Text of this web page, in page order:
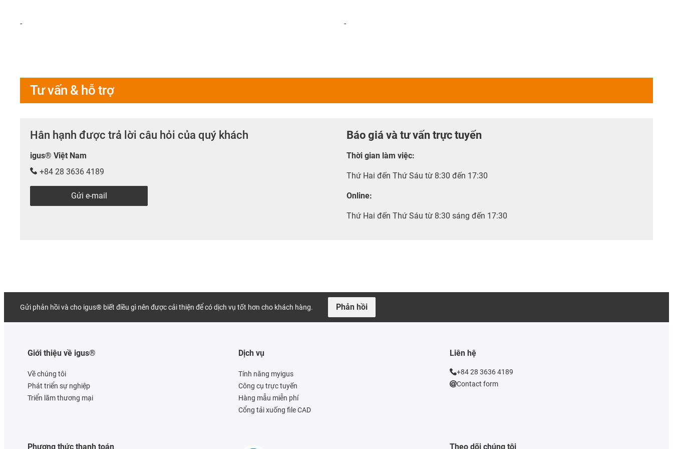
- -
Tư vấn & hỗ trợ
Hân hạnh được trả lời câu hỏi của quý khách
igus® Việt Nam
+84 28 3636 4189
Gửi e-mail
Báo giá và tư vấn trực tuyến
Thời gian làm việc:
Thứ Hai đến Thứ Sáu từ 8:30 đến 17:30
Online:
Thứ Hai đến Thứ Sáu từ 8:30 sáng đến 17:30
Gửi phản hồi và cho igus® biết điều gì nên được cải thiện để có dịch vụ tốt hơn cho khách hàng. Phản hồi
Giới thiệu về igus®
Về chúng tôi
Phát triển sự nghiệp
Triển lãm thương mại
Phương thức thanh toán
Dịch vụ
Tính năng myigus
Công cụ trực tuyến
Hàng mẫu miễn phí
Cổng tải xuống file CAD
Liên hệ
+84 28 3636 4189
Contact form
Theo dõi chúng tôi